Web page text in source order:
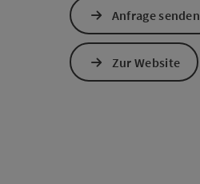
Anfrage senden
Zur Website